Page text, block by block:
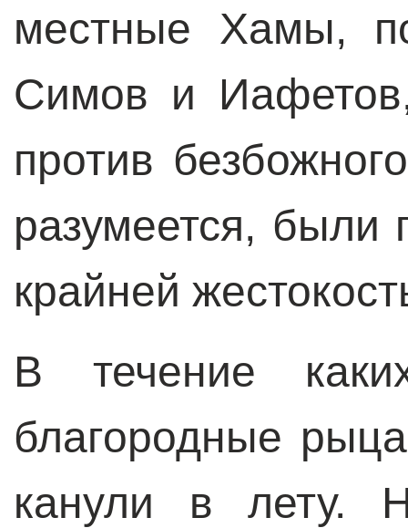
местные Хамы,
Симов и Иафетов,
против
разумеется,
крайней
В течение
благородные
канули в лету.